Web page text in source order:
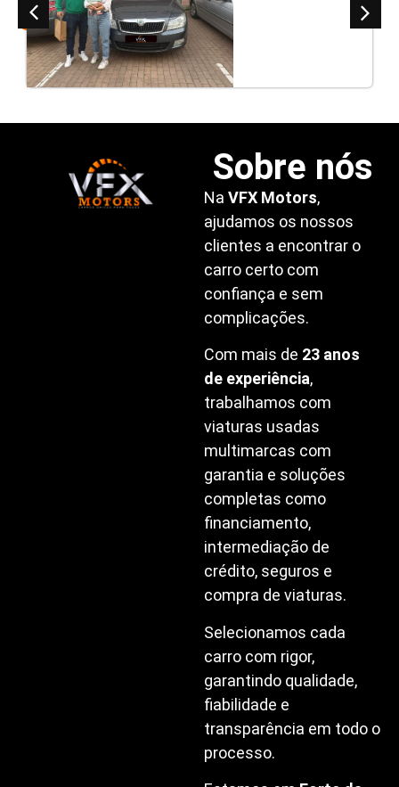
clientes
Sobre nós
NaVFX Motors,
ajudamos os nossos
clientes a encontrar o
carro certo com
confiança e sem
complicações.
Com mais de 23 anos
de experiência,
trabalhamos com
viaturas usadas
multimarcas com
garantia e soluções
completas como
financiamento,
intermediação de
crédito, seguros e
compra de viaturas.
Selecionamos cada
carro com rigor,
garantindo qualidade,
fiabilidade e
transparência em todo o
processo.